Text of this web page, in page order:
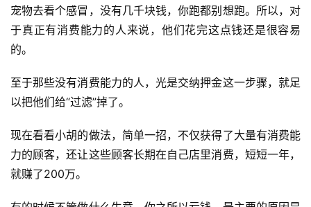
宠物去看个感冒，没有几千块钱，你跑都别想跑。所以，对
于真正有消费能力的人来说，他们花完这点钱还是很容易
的。
至于那些没有消费能力的人，光是交纳押金这一步骤，就足
以把他们给“过滤”掉了。
现在看看小胡的做法，简单一招，不仅获得了大量有消费能
力的顾客，还让这些顾客长期在自己店里消费，短短一年，
就赚了200万。